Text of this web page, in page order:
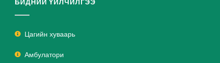
БИДНИЙ ҮЙЛЧИЛГЭЭ
Цагийн хуваарь
Амбулатори